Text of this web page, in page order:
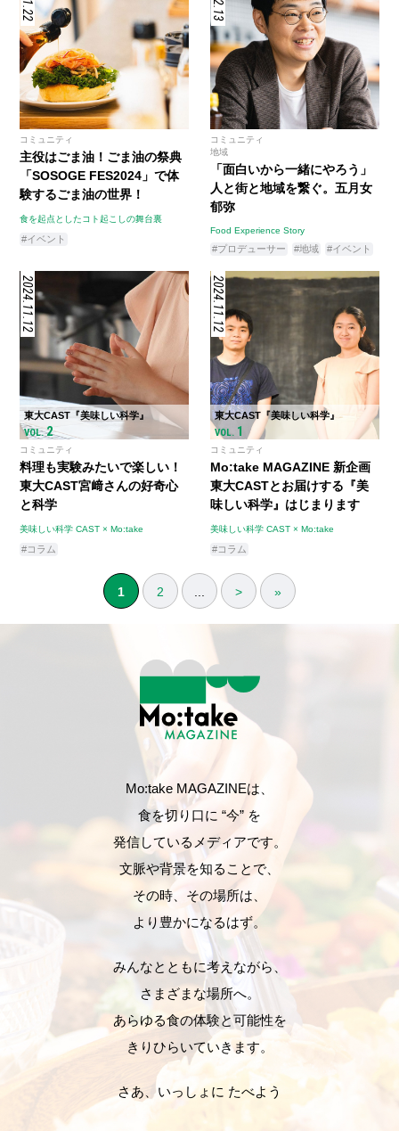
コミュニティ
主役はごま油！ごま油の祭典
「SOSOGE FES2024」で体
験するごま油の世界！
食を起点としたコト起こしの舞台裏
#イベント
コミュニティ
地域
「面白いから一緒にやろう」
人と街と地域を繋ぐ。五月女
郁弥
Food Experience Story
#プロデューサー #地域 #イベント
2024.11.12
東大CAST『美味しい科学』
VOL.2
コミュニティ
料理も実験みたいで楽しい！
東大CAST宮﨑さんの好奇心
と科学
美味しい科学 CAST × Mo:take
#コラム
2024.11.12
東大CAST『美味しい科学』
VOL. 1
コミュニティ
Mo:take MAGAZINE 新企画
東大CASTとお届けする『美
味しい科学』はじまります
美味しい科学 CAST × Mo:take
#コラム
1 2 > »
Mo:take MAGAZINEは、
食を切り口に “今” を
発信しているメディアです。
文脈や背景を知ることで、
その時、その場所は、
より豊かになるはず。
みんなとともに考えながら、
さまざまな場所へ。
あらゆる食の体験と可能性を
きりひらいていきます。
さあ、いっしょに たべよう